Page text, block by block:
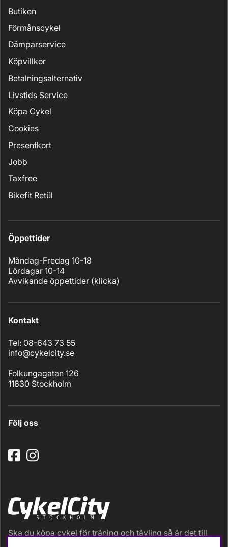
Butiken
Förmånscykel
Dämparservice
Köpvillkor
Betalningsalternativ
Livstids Service
Köpa Cykel
Cookies
Presentkort
Jobb
Taxfree
Bikefit Retül
Öppettider
Måndag-Fredag 10-18
Lördagar 10-14
Avvikande öppettider (klicka)
Kontakt
Tel: 08-643 73 55
info@cykelcity.se
Folkungagatan 126
11630 Stockholm
Följ oss
Ska du köpa cykel för träning och tävling så är det till